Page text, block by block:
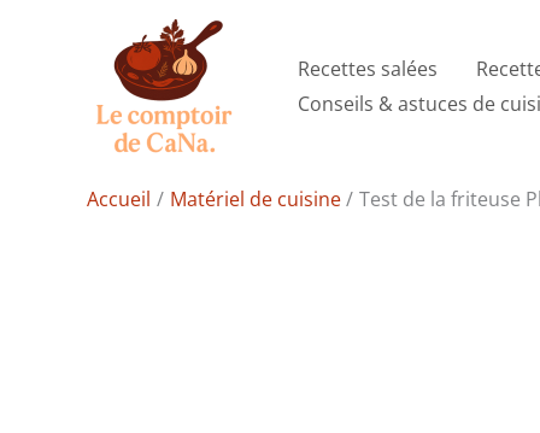
Recettes salées
Conseils & astuces de
Accueil Matériel de cuisine Test de la friteuse